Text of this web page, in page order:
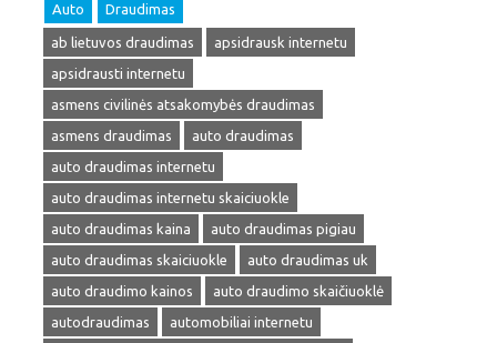
Auto Draudimas
ab lietuvos draudimas
apsidrausk internetu
apsidrausti internetu
asmens civilinės atsakomybės draudimas
asmens draudimas
auto draudimas
auto draudimas internetu
auto draudimas internetu skaiciuokle
auto draudimas kaina
auto draudimas pigiau
auto draudimas skaiciuokle
auto draudimas uk
auto draudimo kainos
auto draudimo skaičiuoklė
autodraudimas
automobiliai internetu